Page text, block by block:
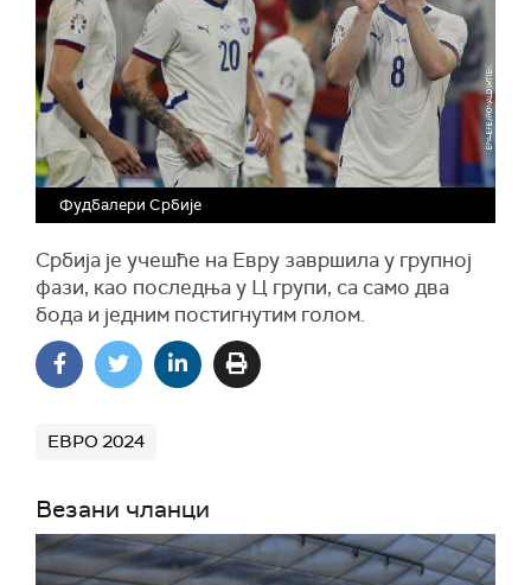
Фудбалери Србије
Србија је учешће на Евру завршила у групној
фази, као последња у Ц групи, са само два
бода и једним постигнутим голом.
ЕВРО 2024
Везани чланци